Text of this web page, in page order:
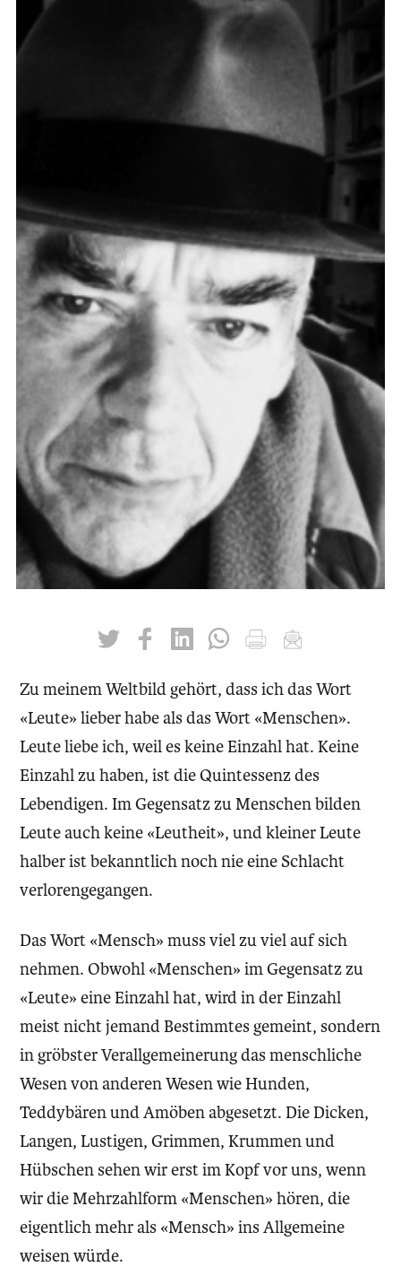
twittern liken teilen teilen drucken
Zu meinem Weltbild gehört, dass ich das Wort
«Leute» lieber habe als das Wort «Menschen».
Leute liebe ich, weil es keine Einzahl hat. Keine
Einzahl zu haben, ist die Quintessenz des
Lebendigen. Im Gegensatz zu Menschen bilden
Leute auch keine «Leutheit», und kleiner Leute
halber ist bekanntlich noch nie eine Schlacht
verlorengegangen.
Das Wort «Mensch» muss viel zu viel auf sich
nehmen. Obwohl «Menschen» im Gegensatz zu
«Leute» eine Einzahl hat, wird in der Einzahl
meist nicht jemand Bestimmtes gemeint, sondern
in gröbster Verallgemeinerung das menschliche
Wesen von anderen Wesen wie Hunden,
Teddybären und Amöben abgesetzt. Die Dicken,
Langen, Lustigen, Grimmen, Krummen und
Hübschen sehen wir erst im Kopf vor uns, wenn
wir die Mehrzahlform «Menschen» hören, die
eigentlich mehr als «Mensch» ins Allgemeine
weisen würde.